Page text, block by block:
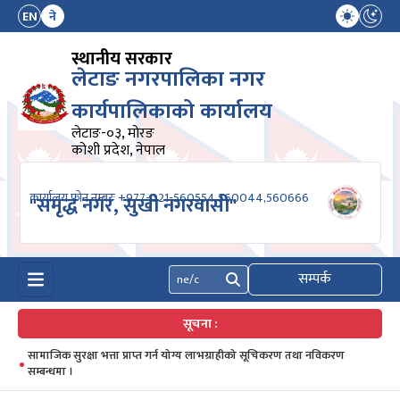
EN ने
स्थानीय सरकार
लेटाङ नगरपालिका नगर
कार्यपालिकाको कार्यालय
लेटाङ-०३, मोरङ
कोशी प्रदेश, नेपाल
कार्यालय फोन नम्बरः +977-021-560554,560044,560666
"समृद्ध नगर, सुखी नगरवासी"
खोज्नुहोस् सम्पर्क
सूचना :
सामाजिक सुरक्षा भत्ता प्राप्त गर्न योग्य लाभग्राहीको सूचिकरण तथा नविकरण
सम्बन्धमा ।